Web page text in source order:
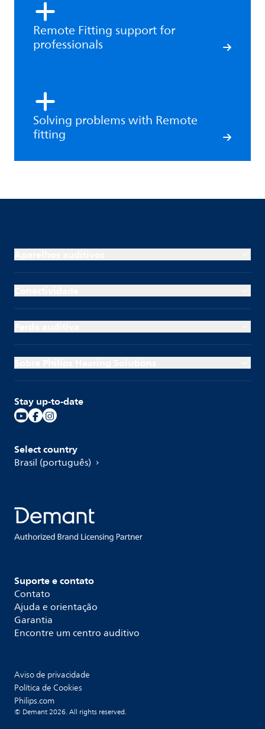
Remote Fitting support for
professionals
Solving problems with Remote
fitting
Suporte e contato
Contato
Ajuda e orientação
Garantia
Encontre um centro auditivo
Stay up-to-date
Select country
Brasil (português)
Aviso de privacidade
Política de Cookies
Philips.com
© Demant 2026. All rights reserved.